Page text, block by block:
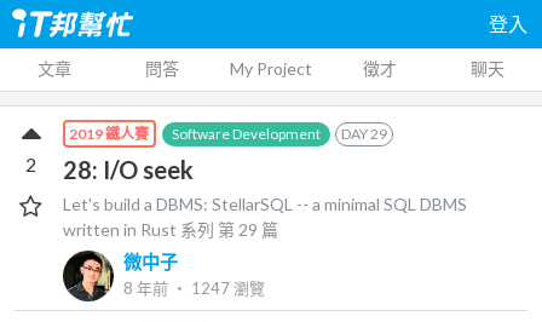
登入
文章 問答 My Project 徵才 聊天
2019 鐵人賽 Software Development DAY29
28: I/O seek
Let's build a DBMS: StellarSQL -- a minimal SQL DBMS
written in Rust 系列 第29 篇
微中子
8 年前 ‧ 1247瀏覽
2